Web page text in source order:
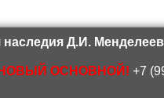
Д.И.
НОВЫЙ ОСНОВНОЙ! +7